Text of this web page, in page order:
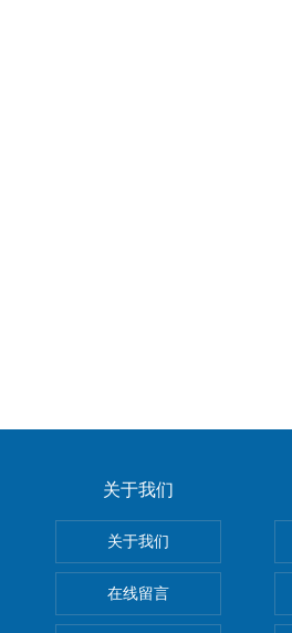
关于我们
关于我们
在线留言